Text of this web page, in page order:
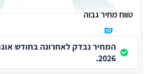
טווח מחיר גבוה
₪
המחיר נבדק לאחרונה בחודש
2026.